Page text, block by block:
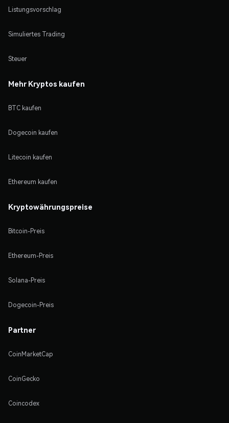
Listungsvorschlag
Simuliertes Trading
Steuer
Mehr Kryptos kaufen
BTC kaufen
Dogecoin kaufen
Litecoin kaufen
Ethereum kaufen
Kryptowährungspreise
Bitcoin-Preis
Ethereum-Preis
Solana-Preis
Dogecoin-Preis
Partner
CoinMarketCap
CoinGecko
Coincodex